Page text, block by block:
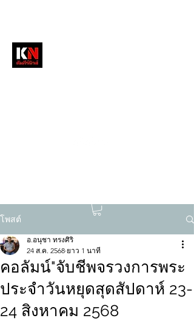
โพสต์
คอลัมน์"จับชีพจรวงการพระ
ประจำวันหยุดสุดสัปดาห์ 23-
24 สิงหาคม 2568
อ.อนุชา ทรงศิริ
24 ส.ค. 2568 ยาว 1 นาที